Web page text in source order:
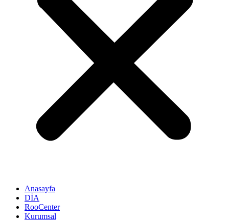
Anasayfa
DİA
RooCenter
Kurumsal